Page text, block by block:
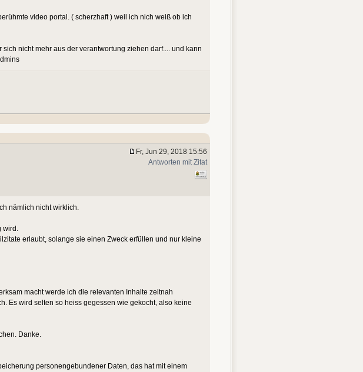
video portal. ( scherzhaft ) weil ich nich weiß ob ich
nicht mehr aus der verantwortung ziehen darf.... und kann
Fr, Jun 29, 2018 15:56
Antworten mit Zitat
nämlich nicht wirklich.
erlaubt, solange sie einen Zweck erfüllen und nur kleine
macht werde ich die relevanten Inhalte zeitnah
Es wird selten so heiss gegessen wie gekocht, also keine
Danke.
personengebundener Daten, das hat mit einem